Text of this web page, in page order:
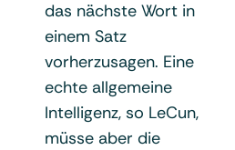
das nächste Wort in
einem Satz
vorherzusagen. Eine
echte allgemeine
Intelligenz, so LeCun,
müsse aber die